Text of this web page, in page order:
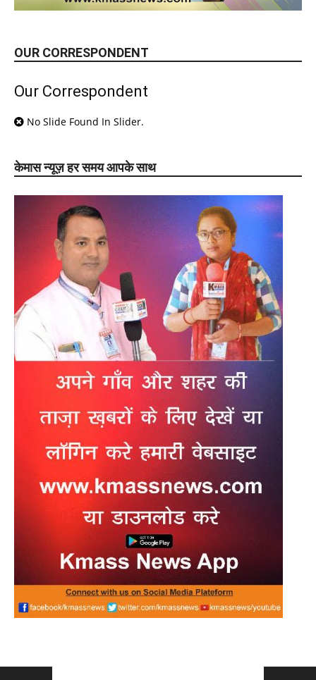
OUR CORRESPONDENT
Our Correspondent
No Slide Found In Slider.
केमास न्यूज़ हर समय आपके साथ